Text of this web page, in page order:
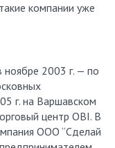
компании уже
ноябре 2003 г. — по
г. на Варшавском
центр OBI. В
ООО “Сделай